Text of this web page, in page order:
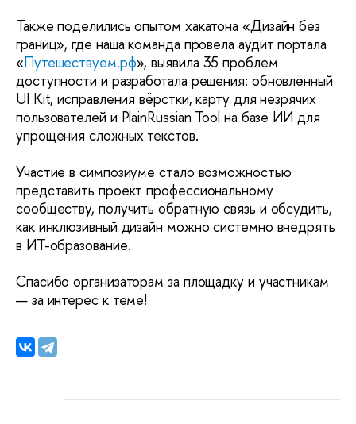
Также поделились опытом хакатона «Дизайн без
границ», где наша команда провела аудит портала
«Путешествуем.рф», выявила 35 проблем
доступности и разработала решения: обновлённый
UI Kit, исправления вёрстки, карту для незрячих
пользователей и PlainRussian Tool на базе ИИ для
упрощения сложных текстов.
Участие в симпозиуме стало возможностью
представить проект профессиональному
сообществу, получить обратную связь и обсудить,
как инклюзивный дизайн можно системно внедрять
в ИТ-образование.
Спасибо организаторам за площадку и участникам
— за интерес к теме!